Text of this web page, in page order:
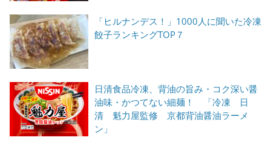
「ヒルナンデス！」1000人に聞いた冷凍
餃子ランキングTOP７
日清食品冷凍、背油の旨み・コク深い醤
油味・かつてない細麺！ 「冷凍 日
清 魁力屋監修 京都背油醤油ラーメ
ン」